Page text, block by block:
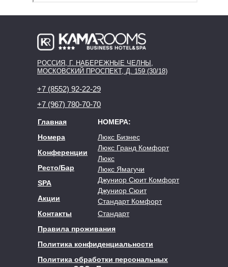
Главная
НОМЕРА:
Люкс Бизнес
Джуниор Сюит Комфорт
Люкс Гранд Комфорт
Люкс
Люкс Ямагучи
Стандарт
Джуниор Сюит
Номера
Конференции
Ресто/Бар
SPA
Акции
Контакты
Политика обработки персональных
Политика конфиденциальности
Правила проживания
РОССИЯ, Г. НАБЕРЕЖНЫЕ ЧЕЛНЫ,
МОСКОВСКИЙ ПРОСПЕКТ, Д. 159 (30/18)
+7 (967) 780-70-70
+7 (8552) 92-22-29
Стандарт Комфорт